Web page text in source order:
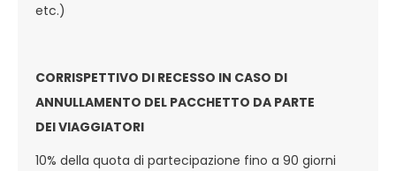
etc.)
CORRISPETTIVO DI RECESSO IN CASO DI
ANNULLAMENTO DEL PACCHETTO DA PARTE
DEI VIAGGIATORI
10% della quota di partecipazione fino a 90 giorni